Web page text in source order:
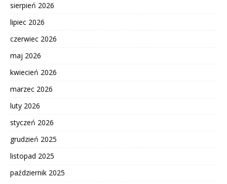
sierpień 2026
lipiec 2026
czerwiec 2026
maj 2026
kwiecień 2026
marzec 2026
luty 2026
styczeń 2026
grudzień 2025
listopad 2025
październik 2025